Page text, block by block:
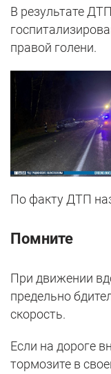
В результате
правой голени.
По факту ДТП
Помните
При движении
предельно
скорость.
Если на дороге
тормозите в